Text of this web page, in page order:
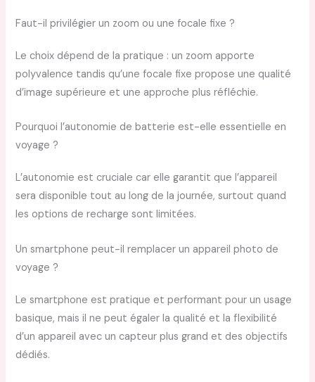
Faut-il privilégier un zoom ou une focale fixe ?
Le choix dépend de la pratique : un zoom apporte
polyvalence tandis qu’une focale fixe propose une qualité
d’image supérieure et une approche plus réfléchie.
Pourquoi l’autonomie de batterie est-elle essentielle en
voyage ?
L’autonomie est cruciale car elle garantit que l’appareil
sera disponible tout au long de la journée, surtout quand
les options de recharge sont limitées.
Un smartphone peut-il remplacer un appareil photo de
voyage ?
Le smartphone est pratique et performant pour un usage
basique, mais il ne peut égaler la qualité et la flexibilité
d’un appareil avec un capteur plus grand et des objectifs
dédiés.